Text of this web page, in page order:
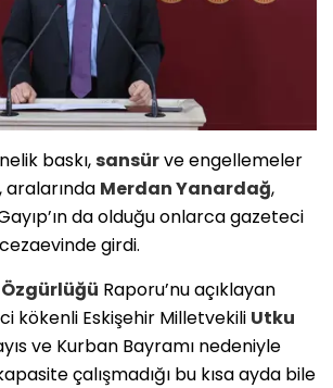
baskı,sansürve engellemeler
Merdan Yanardağ,
da olduğu onlarca gazeteci
girdi.
Özgürlüğü Raporu’nu açıklayan
kökenli Eskişehir Milletvekili Utku
ve Kurban Bayramı nedeniyle
çalışmadığı bu kısa ayda bile